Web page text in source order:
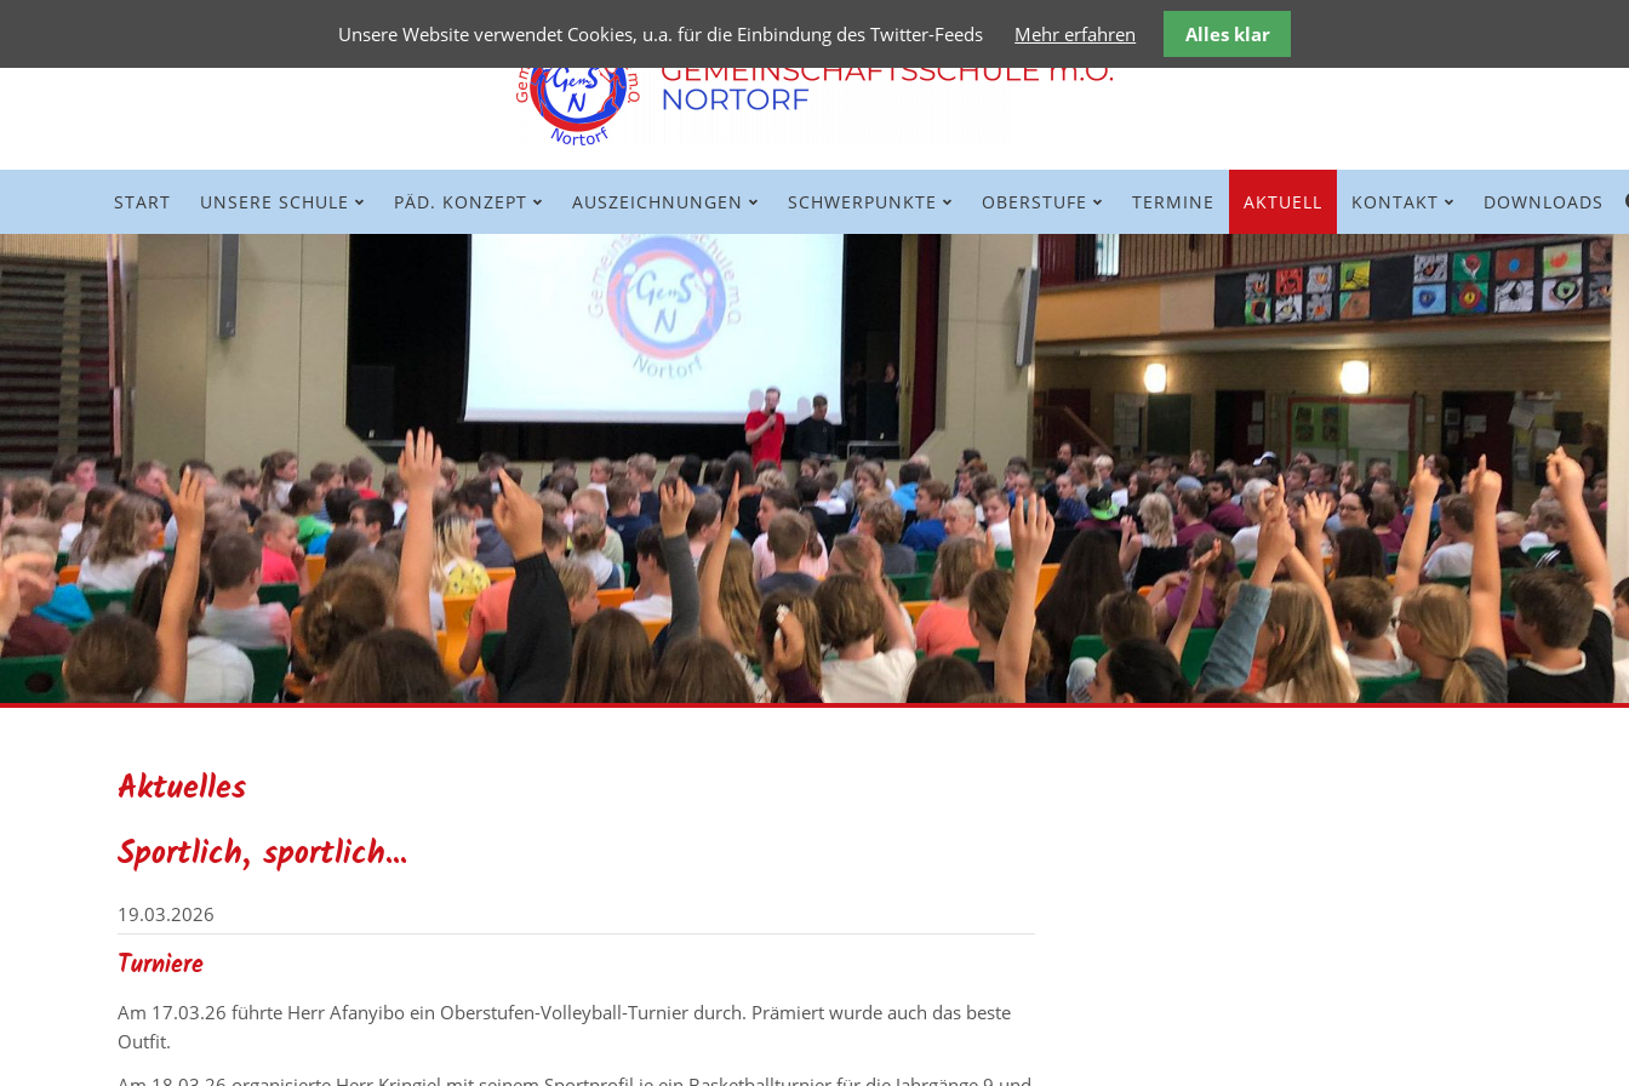
überspringen
START UNSERE SCHULE PÄD. KONZEPT AUSZEICHNUNGEN SCHWERPUNKTE OBERSTUFE TERMINE AKTUELL KONTAKT DOWNLOADS
Aktuelles
Sportlich, sportlich...
19.03.2026
Turniere
Am 17.03.26 führte Herr Afanyibo ein Oberstufen-Volleyball-Turnier durch. Prämiert wurde auch das beste
Outfit.
Unsere Website verwendet Cookies, u.a. für die Einbindung des Twitter-Feeds Mehr erfahren Alles klar